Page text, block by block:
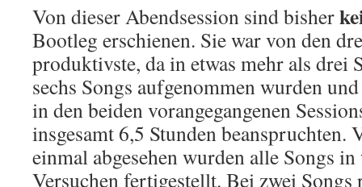
Von dieser Abendsession sind bisher
Bootleg erschienen. Sie war von den
produktivste, da in etwas mehr als drei
sechs Songs aufgenommen wurden
in den beiden vorangegangenen
insgesamt 6,5 Stunden beanspruchten.
einmal abgesehen wurden alle Songs
Versuchen fertigestellt. Bei zwei Songs